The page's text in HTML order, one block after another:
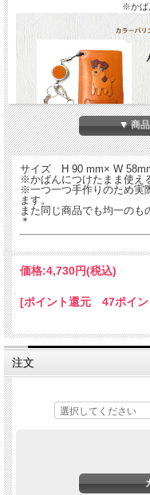
※かば
犬や動物がモチーフの本革製パ
ていつもいっしょにお持ち歩き
コーギーの本革製パスケース（定
バンカクラフト「革物語・犬グ
熟練した職人が一つ一つていね
ば持つほど手になじみ、革ならで
コーギー
▼ 商
サイズ H 90 mm× W
※かばんにつけたまま使え
※一つ一つ手作りのため実
ます。
また同じ商品でも均一のも
＊
価格:4,730円(税込)
[ポイント還元 47ポイン
注文